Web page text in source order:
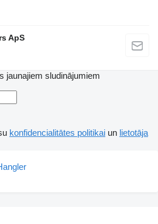
ApS
jaunajiem sludinājumiem
konfidencialitātes politikai un lietotāja